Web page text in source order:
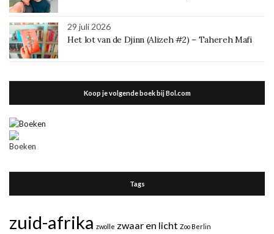
29 juli 2026
Het lot van de Djinn (Alizeh #2) – Tahereh Mafi
Koop je volgende boek bij Bol.com
Tags
zuid-afrika zwolle zwaar en licht Zoo Berlin